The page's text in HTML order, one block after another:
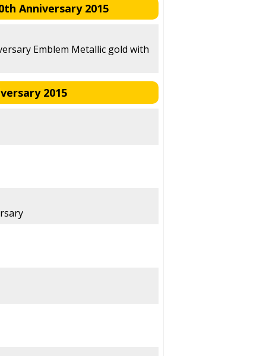
Anniversary 2015
Emblem Metallic gold with
2015